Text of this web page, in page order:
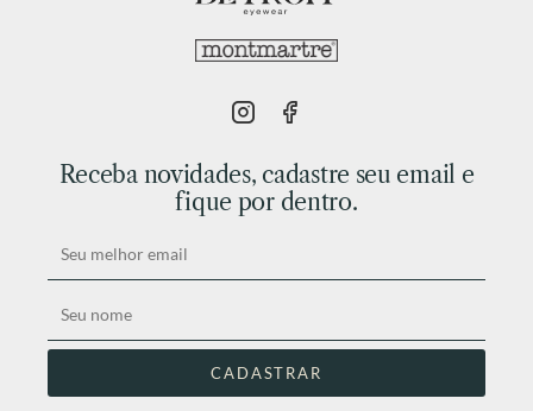
Receba novidades, cadastre seu email e
fique por dentro.